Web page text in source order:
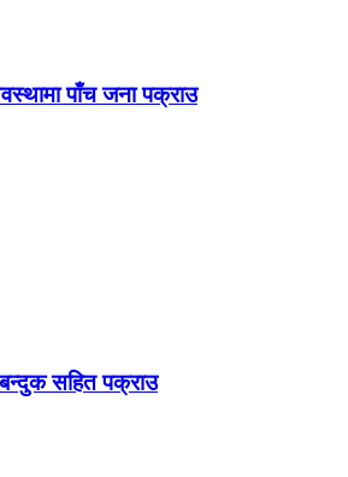
पाँच जना पक्राउ
बन्दुक सहित पक्राउ